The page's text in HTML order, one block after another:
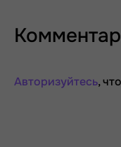
Авторизуйтесь,